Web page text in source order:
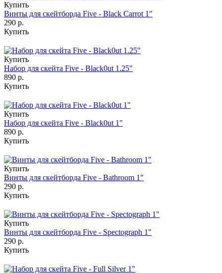
Купить
Винты для скейтборда Five - Black Carrot 1"
290 р.
Купить
Купить
Набор для скейта Five - Black0ut 1.25"
890 р.
Купить
Купить
Набор для скейта Five - Black0ut 1"
890 р.
Купить
Купить
Винты для скейтборда Five - Bathroom 1"
290 р.
Купить
Купить
Винты для скейтборда Five - Spectograph 1"
290 р.
Купить